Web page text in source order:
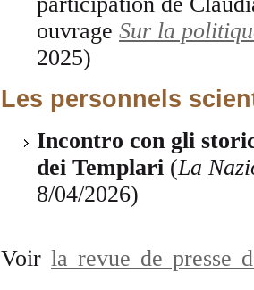
ouvrage Sur la
2025)
Les personnels
Incontro con gli
dei Templari (La
8/04/2026)
Voir la revue de presse